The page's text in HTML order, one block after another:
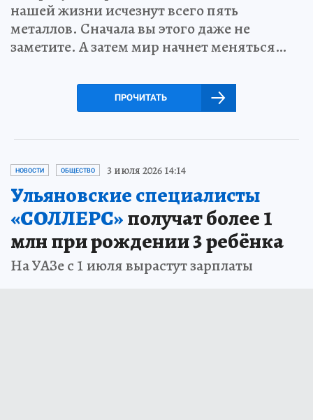
нашей жизни исчезнут всего пять
металлов. Сначала вы этого даже не
заметите. А затем мир начнет меняться…
ПРОЧИТАТЬ
НОВОСТИ ОБЩЕСТВО 3 июля 2026 14:14
Ульяновские специалисты
«СОЛЛЕРС»получат более 1
млн при рождении 3 ребёнка
На УАЗе с 1 июля вырастут зарплаты